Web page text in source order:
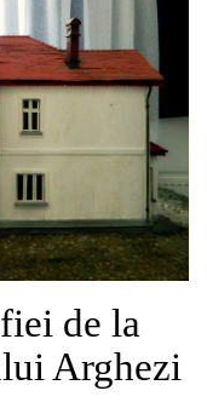
de la
Arghezi